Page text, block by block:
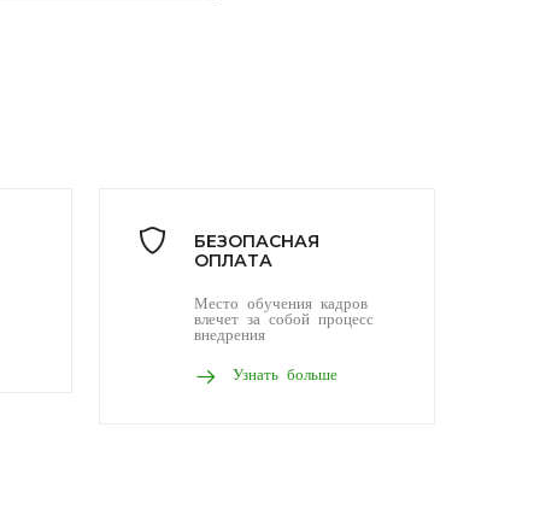
БЕЗОПАСНАЯ
ОПЛАТА
Место обучения кадров
влечет за собой процесс
внедрения
Узнать больше